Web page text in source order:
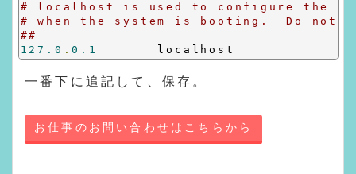
# localhost is used to configure the
# when the system is booting.  Do not
##
127.0 .0.1
       localhost
一番下に追記して、保存。
お仕事のお問い合わせはこちらから